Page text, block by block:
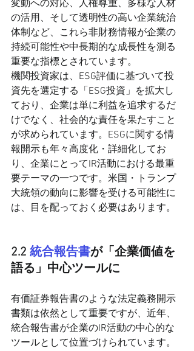
変動への対応、人権尊重、多様な人材
の活用、そして透明性の高い企業統治
体制など、これら非財務情報が企業の
持続可能性や中長期的な成長性を測る
重要な指標とされています。
機関投資家は、ESG評価に基づいて投
資先を選定する「ESG投資」を拡大し
ており、企業は単に利益を追求するだ
けでなく、社会的な責任を果たすこと
が求められています。ESGに関する情
報開示も年々高度化・詳細化してお
り、企業にとってIR活動における最重
要テーマの一つです。米国・トランプ
大統領の動向に影響を受ける可能性に
は、目を配っておく必要はあります。
2.2 統合報告書が「企業価値を
語る」中心ツールに
有価証券報告書のような法定義務開示
書類は依然として重要ですが、近年、
統合報告書が企業のIR活動の中心的な
ツールとして位置づけられています。